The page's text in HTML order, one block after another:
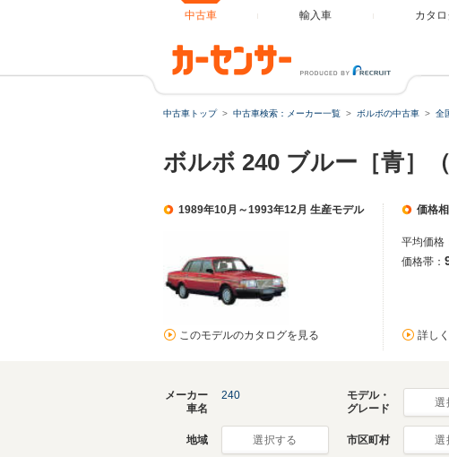
中古車 輸入車 カタ
中古車トップ 中古車検索：メーカー一覧 ボルボの中古車 全
ボルボ 240 ブルー［青］
1989年10月～1993年12月 生産モデル
このモデルのカタログを見る
価格
平均価格
価格帯：
詳し
メーカー
車名
240
モデル・
グレード
選
地域 選択する 市区町村 選